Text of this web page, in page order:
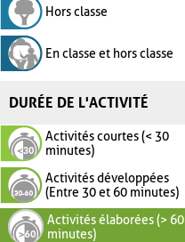
Hors classe
En classe et hors classe
DURÉE DE L'ACTIVITÉ
Activités courtes (< 30
minutes)
Activités développées
(Entre 30 et 60 minutes)
Activités élaborées (> 60
minutes)